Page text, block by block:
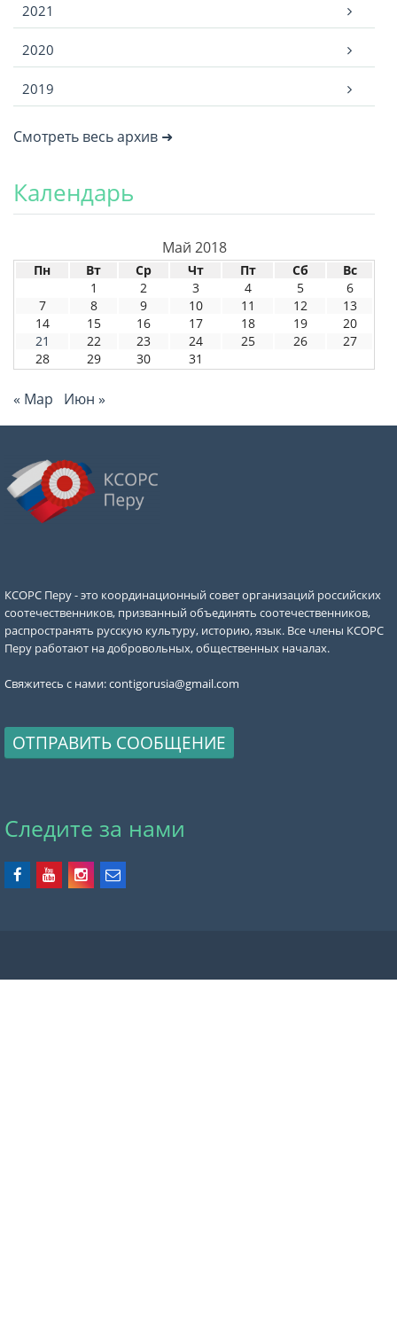
2021
2020
2019
Смотреть весь архив ➜
Календарь
Май 2018
Пн Вт Ср Чт Пт Сб
Вс
1
2 3 4 5
6
7
8 9 10 11 12
13
14
15 16 17 18 19
20
21
22 23 24 25 26
27
28
29 30 31
« Мар Июн »
КСОРС Перу - это координационный совет организаций российских
соотечественников, призванный объединять соотечественников,
распространять русскую культуру, историю, язык. Все члены КСОРС
Перу работают на добровольных, общественных началах.
Свяжитесь с нами:contigorusia@gmail.com
ОТПРАВИТЬ СООБЩЕНИЕ
Следите за нами